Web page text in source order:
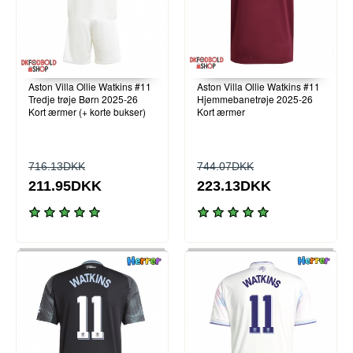
Aston Villa Ollie Watkins #11
Tredje trøje Børn 2025-26
Kort ærmer (+ korte bukser)
716.13DKK
211.95DKK
Aston Villa Ollie Watkins #11
Hjemmebanetrøje 2025-26
Kort ærmer
744.07DKK
223.13DKK